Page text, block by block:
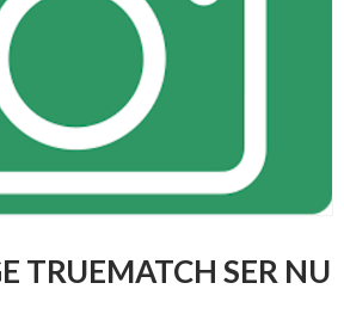
TRUEMATCH SER NU